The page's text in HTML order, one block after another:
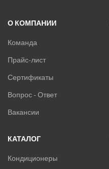
О КОМПАНИИ
Команда
Прайс-лист
Сертификаты
Вопрос - Ответ
Вакансии
КАТАЛОГ
Кондиционеры